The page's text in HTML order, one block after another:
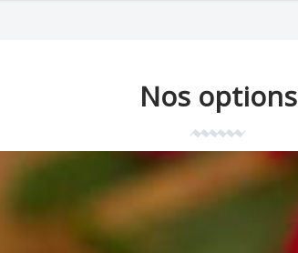
Nos options